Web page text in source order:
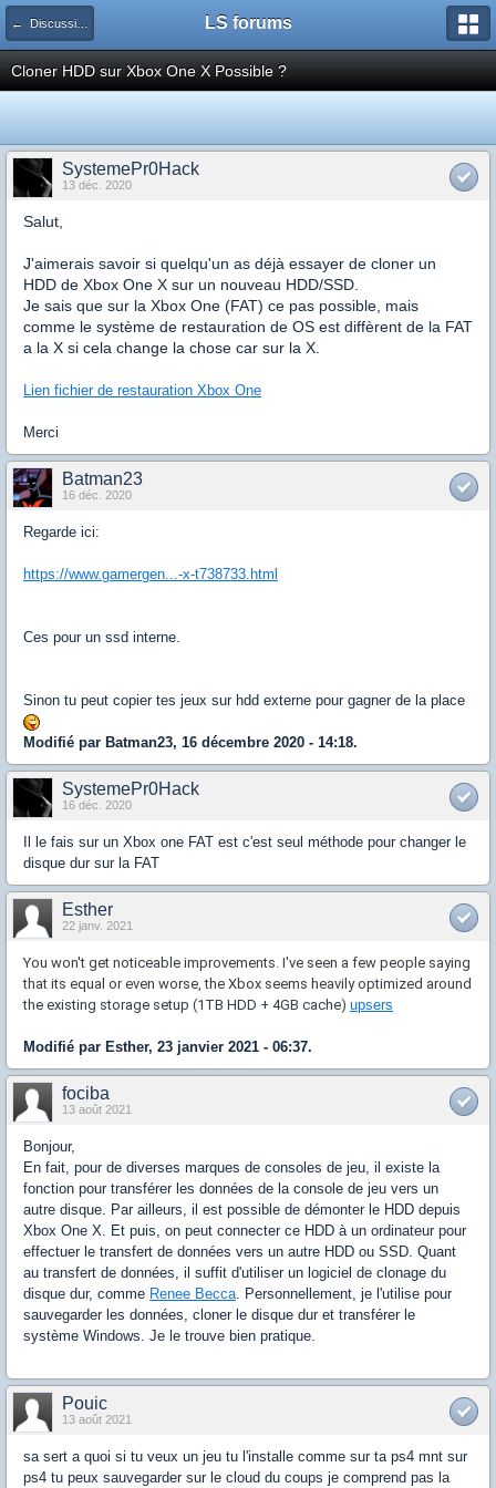
← Discussions générales (jeux, hardware...) LS forums
Cloner HDD sur Xbox One X Possible ?
SystemePr0Hack
13 déc. 2020
Salut,
J'aimerais savoir si quelqu'un as déjà essayer de cloner un
HDD de Xbox One X sur un nouveau HDD/SSD
Je sais que sur la Xbox One (FAT) ce pas possible, mais
comme le système de restauration de OS est diffèrent de la FAT
a la X si cela change la chose car sur la X
Lien fichier de restauration Xbox One
Merci
Batman23
16 déc. 2020
Regarde ici:
https://www.gamergen...-x-t738733.html
Ces pour un ssd interne.
Sinon tu peut copier tes jeux sur hdd externe pour gagner de la place
Modifié par Batman23, 16 décembre 2020 - 14:18.
SystemePr0Hack
16 déc. 2020
Il le fais sur un Xbox one FAT est c'est seul méthode pour changer le
disque dur sur la FAT
Esther
22 janv. 2021
You won't get noticeable improvements. I've seen a few people saying
that its equal or even worse, the Xbox seems heavily optimized around
the existing storage setup (1TB HDD + 4GB cache) upsers
Modifié par Esther, 23 janvier 2021 - 06:37.
fociba
13 août 2021
Bonjour,
En fait, pour de diverses marques de consoles de jeu, il existe la
fonction pour transférer les données de la console de jeu vers un
autre disque. Par ailleurs, il est possible de démonter le HDD depuis
Xbox One X. Et puis, on peut connecter ce HDD à un ordinateur pour
effectuer le transfert de données vers un autre HDD ou SSD. Quant
au transfert de données, il suffit d'utiliser un logiciel de clonage du
disque dur, comme Renee Becca. Personnellement, je l'utilise pour
sauvegarder les données, cloner le disque dur et transférer le
système Windows. Je le trouve bien pratique.
Pouic
13 août 2021
sa sert a quoi si tu veux un jeu tu l'installe comme sur ta ps4 mnt sur
ps4 tu peux sauvegarder sur le cloud du coups je comprend pas la